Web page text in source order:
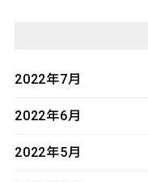
2022年7月
2022年6月
2022年5月